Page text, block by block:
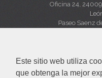
Este sitio web utiliza
que obtenga la mejor
Oficina 24,
Paseo Saenz